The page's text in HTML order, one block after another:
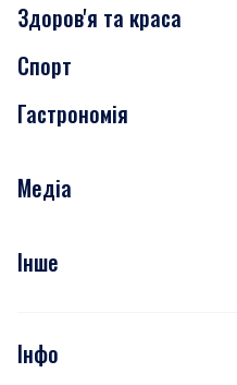
Сьогодні
Завтра
Субота
Здоров'я та краса
Медицина
Краса
Спорт
Гастрономія
Рецепти
Медіа
Фото
Подкасти
Інше
Тести
Інфо